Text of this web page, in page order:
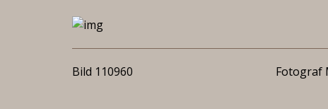
Bild 110960 Fotograf